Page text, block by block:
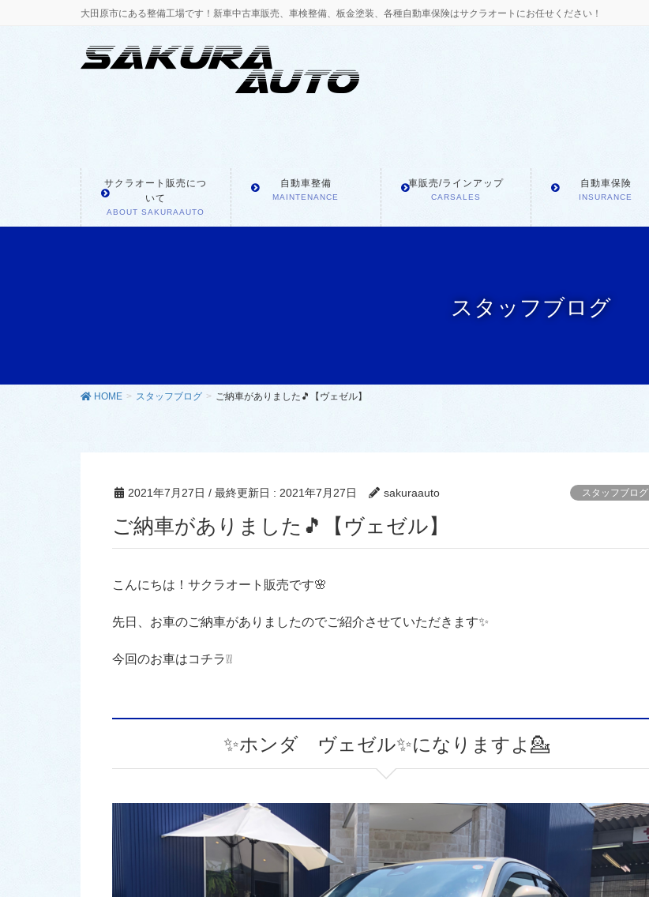
大田原市にある整備工場です！新車中古車販売、車検整備、板金塗装、各種自動車保険はサクラオートにお任せください！
サクラオート販売につ
いて
ABOUT SAKURAAUTO
自動車整備
MAINTENANCE
車販売/ラインアップ
CARSALES
自動車保険
INSURANCE
スタッフブログ
HOME スタッフブログ ご納車がありました🎵【ヴェゼル】
2021年7月27日 / 最終更新日 : 2021年7月27日 sakuraauto スタッフブログ
ご納車がありました🎵【ヴェゼル】
こんにちは！サクラオート販売です🌸
先日、お車のご納車がありましたのでご紹介させていただきます✨
今回のお車はコチラ❕❕
✨ホンダ ヴェゼル✨になりますよ💁